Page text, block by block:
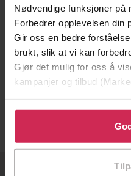
Nødvendige funksjoner på
Forbedrer opplevelsen din
Gir oss en bedre
brukt, slik at vi kan
Gjør det mulig for oss å
kampanjer og tilbud
Klikk på «Godta alle» for
bruke cookies for alle
tilpasse ditt samtykke til
99,-
Mammahjerte
EBOK